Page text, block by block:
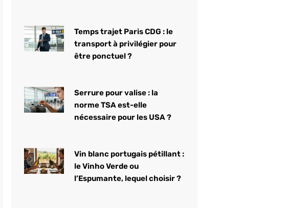
Temps trajet Paris CDG : le
transport à privilégier pour
être ponctuel ?
Serrure pour valise : la
norme TSA est-elle
nécessaire pour les USA ?
Vin blanc portugais pétillant :
le Vinho Verde ou
l’Espumante, lequel choisir ?